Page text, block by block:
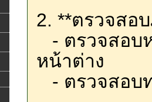
2. **ตรวจสอ
- ตรวจสอบ
หน้าต่าง
- ตรวจสอบ